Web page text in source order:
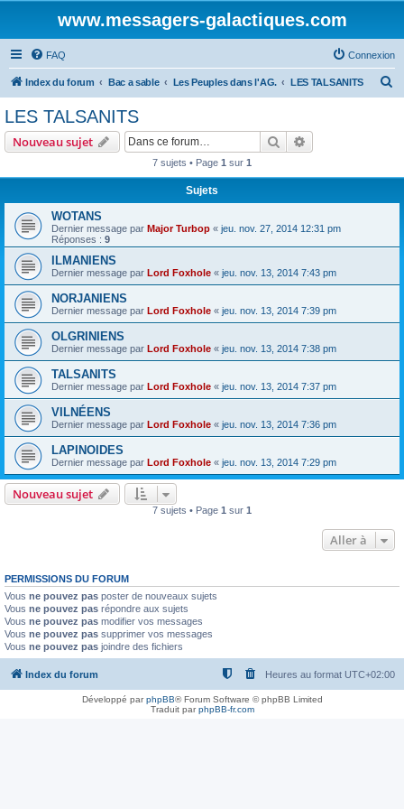
www.messagers-galactiques.com
FAQ Connexion
Index du forum Bac a sable Les Peuples dans l'AG. LES TALSANITS
LES TALSANITS
Nouveau sujet Rechercher
7 sujets • Page 1 sur 1
Sujets
WOTANS
Dernier message par Major Turbop « jeu. nov. 27, 2014 12:31 pm
Réponses : 9
ILMANIENS
Dernier message par Lord Foxhole « jeu. nov. 13, 2014 7:43 pm
NORJANIENS
Dernier message par Lord Foxhole « jeu. nov. 13, 2014 7:39 pm
OLGRINIENS
Dernier message par Lord Foxhole « jeu. nov. 13, 2014 7:38 pm
TALSANITS
Dernier message par Lord Foxhole « jeu. nov. 13, 2014 7:37 pm
VILNÉENS
Dernier message par Lord Foxhole « jeu. nov. 13, 2014 7:36 pm
LAPINOIDES
Dernier message par Lord Foxhole « jeu. nov. 13, 2014 7:29 pm
Nouveau sujet
7 sujets • Page 1 sur 1
Aller à
PERMISSIONS DU FORUM
Vous ne pouvez pas poster de nouveaux sujets
Vous ne pouvez pas répondre aux sujets
Vous ne pouvez pas modifier vos messages
Vous ne pouvez pas supprimer vos messages
Vous ne pouvez pas joindre des fichiers
Index du forum Heures au format UTC+02:00
Développé parphpBB® Forum Software © phpBB Limited
Traduit parphpBB-fr.com